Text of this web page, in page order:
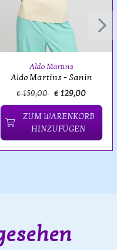
Aldo Martins
Aldo Martins - Sanin
€ 159,00 € 129,00
ZUM WARENKORB
HINZUFÜGEN